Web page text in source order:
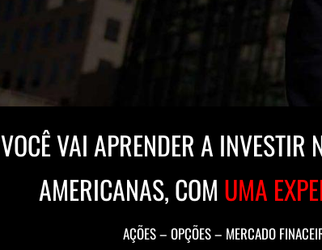
VOCÊ VAI APRENDER A INVESTIR
AMERICANAS, COMUMA
AÇÕES – OPÇÕES – MERCADO